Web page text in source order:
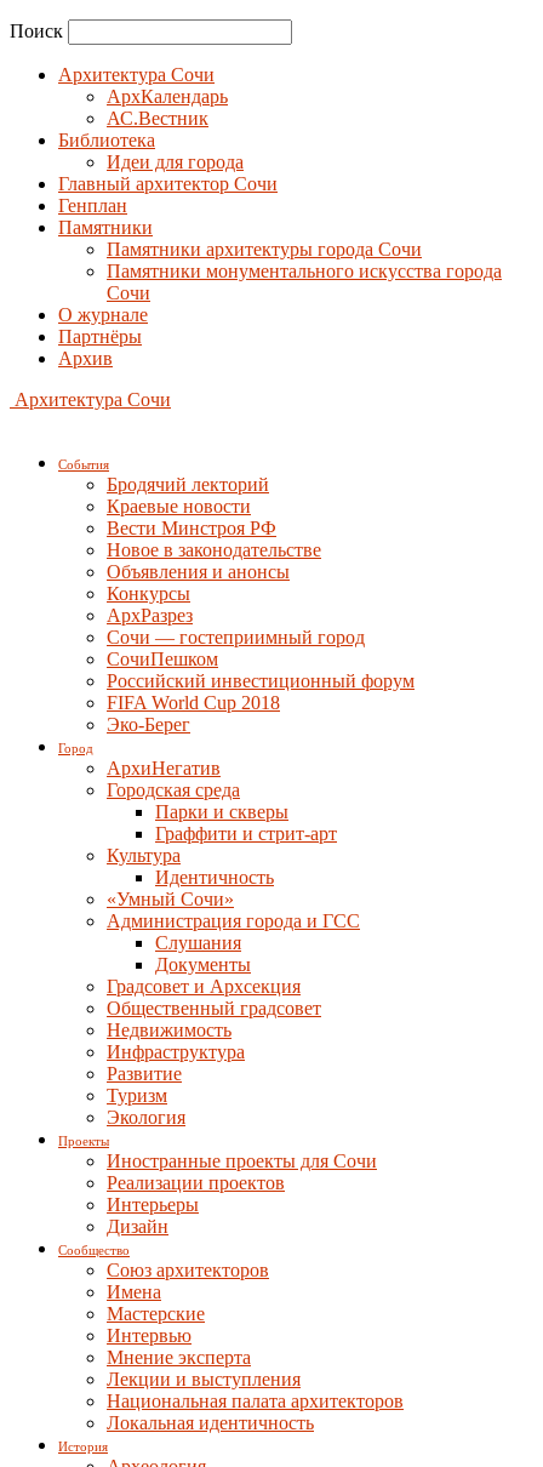
Поиск
Архитектура Сочи
АрхКалендарь
АС.Вестник
Библиотека
Идеи для города
Главный архитектор Сочи
Генплан
Памятники
Памятники архитектуры города Сочи
Памятники монументального искусства города
Сочи
О журнале
Партнёры
Архив
Архитектура Сочи
События
Бродячий лекторий
Краевые новости
Вести Минстроя РФ
Новое в законодательстве
Объявления и анонсы
Конкурсы
АрхРазрез
Сочи — гостеприимный город
СочиПешком
Российский инвестиционный форум
FIFA World Cup 2018
Эко-Берег
Город
АрхиНегатив
Городская среда
Парки и скверы
Граффити и стрит-арт
Культура
Идентичность
«Умный Сочи»
Администрация города и ГСС
Слушания
Документы
Градсовет и Архсекция
Общественный градсовет
Недвижимость
Инфраструктура
Развитие
Туризм
Экология
Проекты
Иностранные проекты для Сочи
Реализации проектов
Интерьеры
Дизайн
Сообщество
Союз архитекторов
Имена
Мастерские
Интервью
Мнение эксперта
Лекции и выступления
Национальная палата архитекторов
Локальная идентичность
История